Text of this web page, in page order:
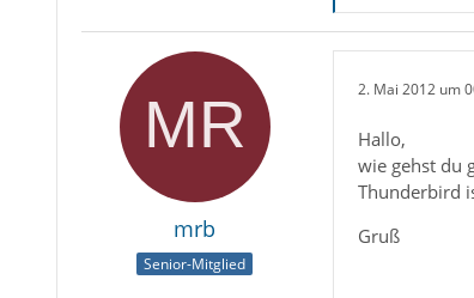
mrb
Senior-Mitglied
2. Mai 2012 um
Hallo,
wie gehst du
Thunderbird
Gruß